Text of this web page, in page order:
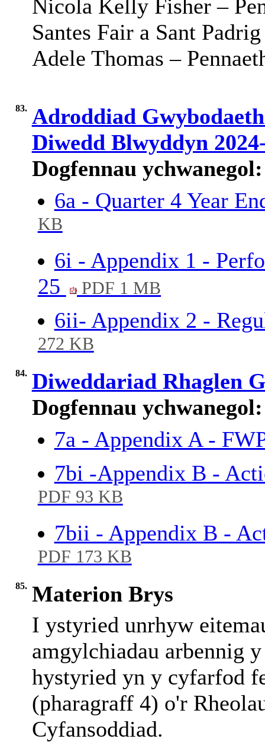
Nicola Kelly Fisher –
Santes Faira Sant Padrig
Adele Thomas –
83. Adroddiad
Diwedd Blwyddyn
Dogfennau ychwanegol:
6a - Quarter 4 Year
KB
6i - Appendix 1 -
25
PDF 1 MB
6ii- Appendix 2 -
272 KB
84. Diweddariad Rhaglen
Dogfennau ychwanegol:
7a - Appendix A -
7bi -Appendix B -
PDF 93 KB
7bii - Appendix B -
PDF 173 KB
85. Materion Brys
I ystyried unrhyw
amgylchiadau arbennig
hystyried yn y cyfarfod
(pharagraff 4) o'r
Cyfansoddiad.